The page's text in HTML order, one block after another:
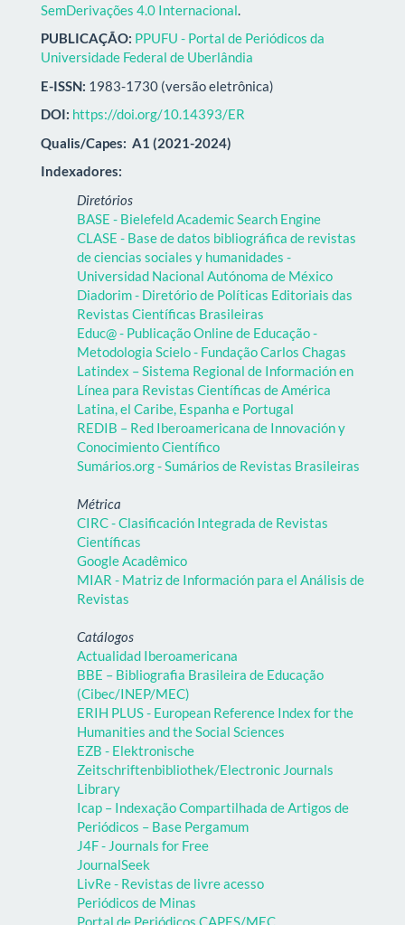
SemDerivações 4.0 Internacional.
PUBLICAÇÃO: PPUFU - Portal de Periódicos da
Universidade Federal de Uberlândia
E-ISSN: 1983-1730 (versão eletrônica)
DOI: https://doi.org/10.14393/ER
Qualis/Capes: A1 (2021-2024)
Indexadores:
Diretórios
BASE - Bielefeld Academic Search Engine
CLASE - Base de datos bibliográfica de revistas
de ciencias sociales y humanidades -
Universidad Nacional Autónoma de México
Diadorim - Diretório de Políticas Editoriais das
Revistas Científicas Brasileiras
Educ@ - Publicação Online de Educação -
Metodologia Scielo - Fundação Carlos Chagas
Latindex – Sistema Regional de Información en
Línea para Revistas Científicas de América
Latina, el Caribe, Espanha e Portugal
REDIB – Red Iberoamericana de Innovación y
Conocimiento Científico
Sumários.org - Sumários de Revistas Brasileiras
Métrica
CIRC - Clasificación Integrada de Revistas
Científicas
Google Acadêmico
MIAR - Matriz de Información para el Análisis de
Revistas
Catálogos
Actualidad Iberoamericana
BBE – Bibliografia Brasileira de Educação
(Cibec/INEP/MEC)
ERIH PLUS - European Reference Index for the
Humanities and the Social Sciences
EZB - Elektronische
Zeitschriftenbibliothek/Electronic Journals
Library
Icap – Indexação Compartilhada de Artigos de
Periódicos – Base Pergamum
J4F - Journals for Free
JournalSeek
LivRe - Revistas de livre acesso
Periódicos de Minas
Portal de Periódicos CAPES/MEC